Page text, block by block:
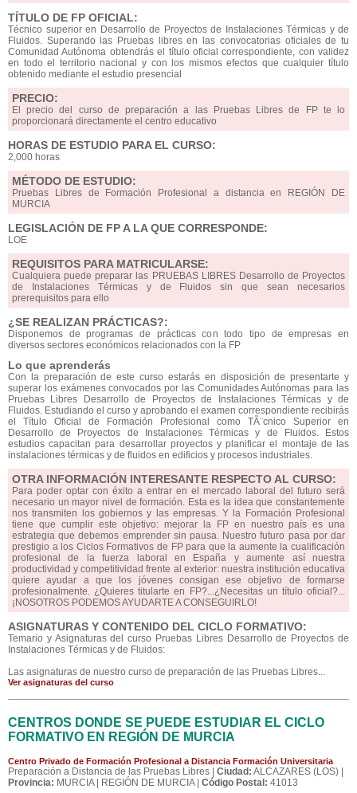
TÍTULO DE FP OFICIAL:
Técnico superior en Desarrollo de Proyectos de Instalaciones Térmicas y de
Fluidos. Superando las Pruebas libres en las convocatorias oficiales de tu
Comunidad Autónoma obtendrás el título oficial correspondiente, con validez
en todo el territorio nacional y con los mismos efectos que cualquier título
obtenido mediante el estudio presencial
PRECIO:
El precio del curso de preparación a las Pruebas Libres de FP te lo
proporcionará directamente el centro educativo
HORAS DE ESTUDIO PARA EL CURSO:
2,000 horas
MÉTODO DE ESTUDIO:
Pruebas Libres de Formación Profesional a distancia en REGIÓN DE
MURCIA
LEGISLACIÓN DE FP A LA QUE CORRESPONDE:
LOE
REQUISITOS PARA MATRICULARSE:
Cualquiera puede preparar las PRUEBAS LIBRES Desarrollo de Proyectos
de Instalaciones Térmicas y de Fluidos sin que sean necesarios
prerequisitos para ello
¿SE REALIZAN PRÁCTICAS?:
Disponemos de programas de prácticas con todo tipo de empresas en
diversos sectores económicos relacionados con la FP
Lo que aprenderás
Con la preparación de este curso estarás en disposición de presentarte y
superar los exámenes convocados por las Comunidades Autónomas para las
Pruebas Libres Desarrollo de Proyectos de Instalaciones Térmicas y de
Fluidos. Estudiando el curso y aprobando el examen correspondiente recibirás
el Título Oficial de Formación Profesional como TÃ¨cnico Superior en
Desarrollo de Proyectos de Instalaciones Térmicas y de Fluidos. Estos
estudios capacitan para desarrollar proyectos y planificar el montaje de las
instalaciones térmicas y de fluidos en edificios y procesos industriales.
OTRA INFORMACIÓN INTERESANTE RESPECTO AL CURSO:
Para poder optar con éxito a entrar en el mercado laboral del futuro será
necesario un mayor nivel de formación. Esta es la idea que constantemente
nos transmiten los gobiernos y las empresas. Y la Formación Profesional
tiene que cumplir este objetivo: mejorar la FP en nuestro país es una
estrategia que debemos emprender sin pausa. Nuestro futuro pasa por dar
prestigio a los Ciclos Formativos de FP para que la aumente la cualificación
profesional de la fuerza laboral en España y aumente así nuestra
productividad y competitividad frente al exterior: nuestra institución educativa
quiere ayudar a que los jóvenes consigan ese objetivo de formarse
profesionalmente. ¿Quieres titularte en FP?...¿Necesitas un título oficial?...
¡NOSOTROS PODEMOS AYUDARTE A CONSEGUIRLO!
ASIGNATURAS Y CONTENIDO DEL CICLO FORMATIVO:
Temario y Asignaturas del curso Pruebas Libres Desarrollo de Proyectos de
Instalaciones Térmicas y de Fluidos:
Las asignaturas de nuestro curso de preparación de las Pruebas Libres...
Ver asignaturas del curso
CENTROS DONDE SE PUEDE ESTUDIAR EL CICLO
FORMATIVO EN REGIÓN DE MURCIA
Centro Privado de Formación Profesional a Distancia Formación Universitaria
Preparación a Distancia de las Pruebas Libres | Ciudad: ALCAZARES (LOS) |
Provincia: MURCIA | REGIÓN DE MURCIA | Código Postal: 41013